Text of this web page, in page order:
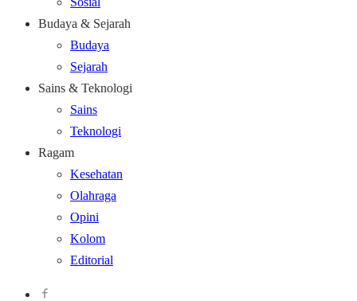
Budaya & Sejarah
Budaya
Sejarah
Sains & Teknologi
Sains
Teknologi
Ragam
Kesehatan
Olahraga
Opini
Kolom
Editorial